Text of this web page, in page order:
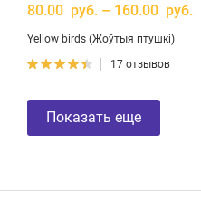
80.00 руб. – 160.00 руб.
Yellow birds (Жоўтыя птушкі)
17 отзывов
Показать еще